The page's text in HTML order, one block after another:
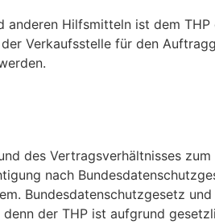
anderen Hilfsmitteln ist dem
Verkaufsstelle für den
des Vertragsverhältnisses
nach
Bundesdatenschutzgesetz
der THP ist aufgrund